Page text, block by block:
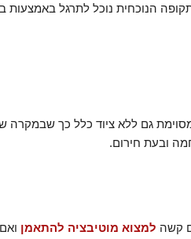
הנוכחית נוכל לתרגל באמצעות
גם ללא ציוד כלל כך
ובעת חירום.
קשה למצוא מוטיבציה להתאמן